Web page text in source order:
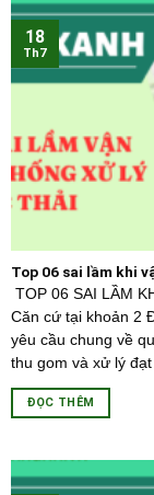
Top 06 sai lầm khi
TOP 06 SAI LẦM
Căn cứ tại khoản 2
yêu cầu chung về
thu gom và xử lý
ĐỌC THÊM
18
Th7